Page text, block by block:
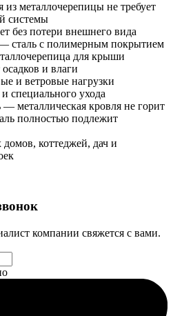
металлочерепицы не требует
системы
без потери внешнего вида
сталь с полимерным покрытием
для крыши
и влаги
и ветровые нагрузки
специального ухода
металлическая кровля не горит
полностью подлежит
коттеджей, дач и
компании свяжется с вами.